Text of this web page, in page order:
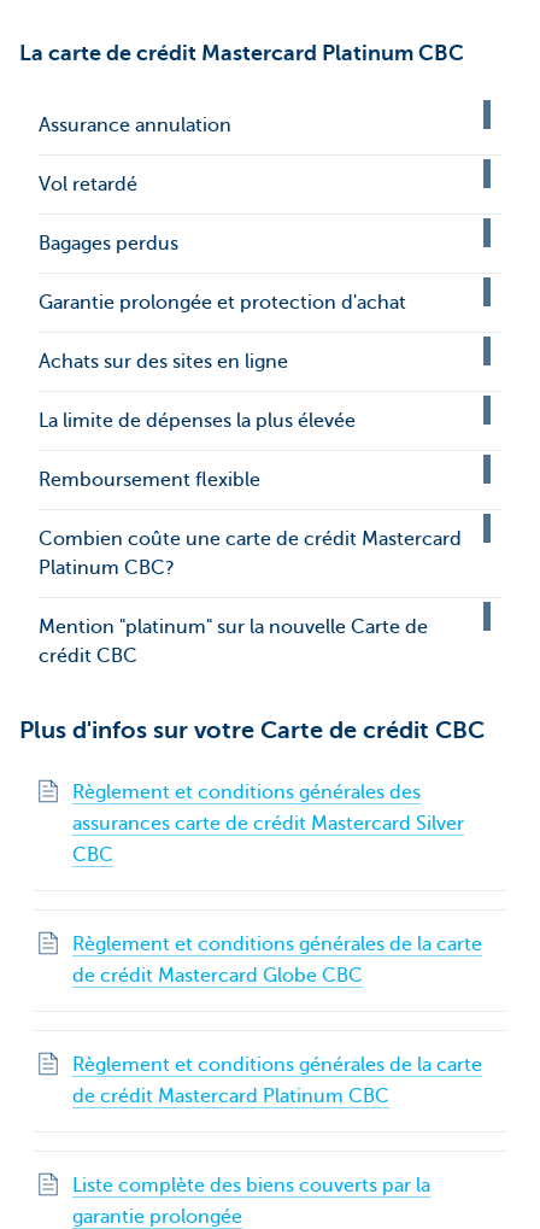
La carte de crédit Mastercard Platinum CBC
Assurance annulation
Vol retardé
Bagages perdus
Garantie prolongée et protection d'achat
Achats sur des sites en ligne
La limite de dépenses la plus élevée
Remboursement flexible
Combien coûte une carte de crédit Mastercard
Platinum CBC?
Mention "platinum" sur la nouvelle Carte de
crédit CBC
Plus d'infos sur votre Carte de crédit CBC
Règlement et conditions générales des
assurances carte de crédit Mastercard Silver
CBC
Règlement et conditions générales de la carte
de crédit Mastercard Globe CBC
Règlement et conditions générales de la carte
de crédit Mastercard Platinum CBC
Liste complète des biens couverts par la
garantie prolongée